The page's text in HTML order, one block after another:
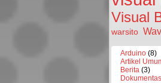
Visual
warsito
Arduino (8)
Artikel
Berita (3)